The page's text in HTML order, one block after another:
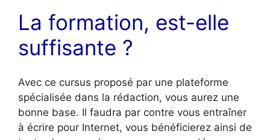
La formation, est-elle
suffisante ?
Avec ce cursus proposé par une plateforme
spécialisée dans la rédaction, vous aurez une
bonne base. Il faudra par contre vous entraîner
à écrire pour Internet, vous bénéficierez ainsi de